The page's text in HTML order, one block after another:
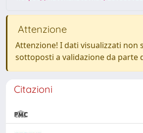
Attenzione
Attenzione! I dati visualizzati non
sottoposti a validazione da parte
Citazioni